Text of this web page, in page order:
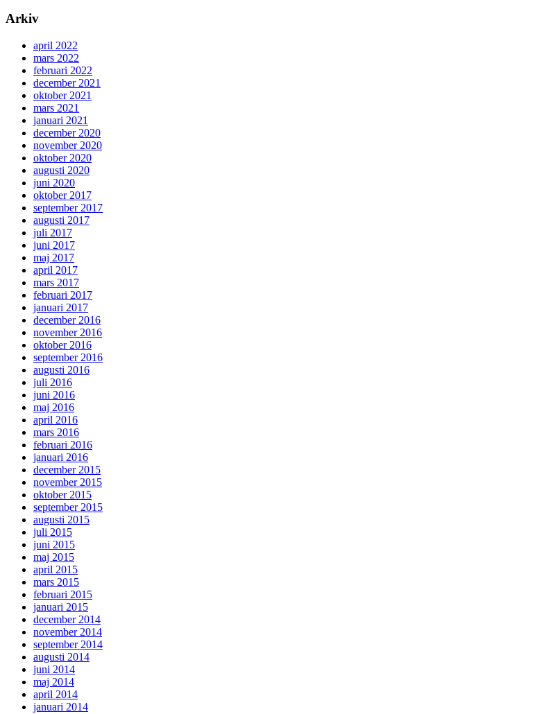
Arkiv
april 2022
mars 2022
februari 2022
december 2021
oktober 2021
mars 2021
januari 2021
december 2020
november 2020
oktober 2020
augusti 2020
juni 2020
oktober 2017
september 2017
augusti 2017
juli 2017
juni 2017
maj 2017
april 2017
mars 2017
februari 2017
januari 2017
december 2016
november 2016
oktober 2016
september 2016
augusti 2016
juli 2016
juni 2016
maj 2016
april 2016
mars 2016
februari 2016
januari 2016
december 2015
november 2015
oktober 2015
september 2015
augusti 2015
juli 2015
juni 2015
maj 2015
april 2015
mars 2015
februari 2015
januari 2015
december 2014
november 2014
september 2014
augusti 2014
juni 2014
maj 2014
april 2014
januari 2014